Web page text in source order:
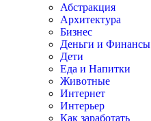
Абстракция
Архитектура
Бизнес
Деньги и Финансы
Дети
Еда и Напитки
Животные
Интернет
Интерьер
Как заработать